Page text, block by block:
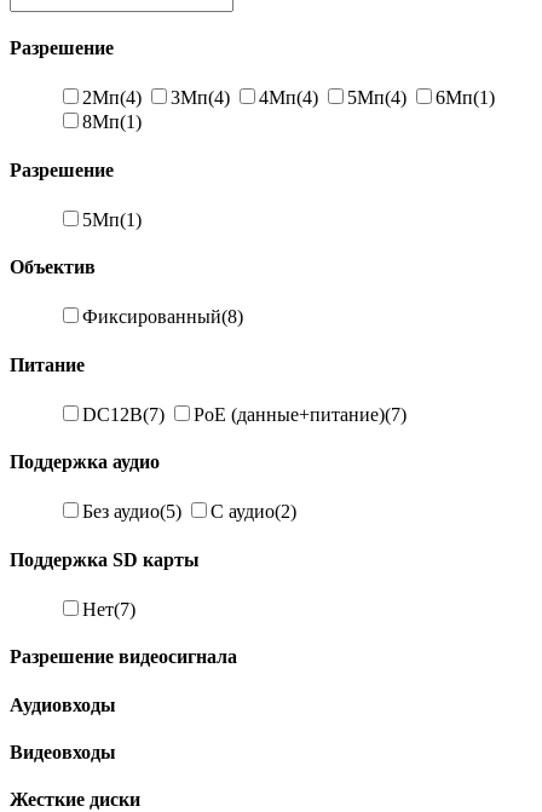
Разрешение
2Мп(4) 3Мп(4) 4Мп(4) 5Мп(4) 6Мп(1)
8Мп(1)
Разрешение
5Мп(1)
Объектив
Фиксированный(8)
Питание
DC12В(7) PoE (данные+питание)(7)
Поддержка аудио
Без аудио(5) С аудио(2)
Поддержка SD карты
Нет(7)
Разрешение видеосигнала
Аудиовходы
Видеовходы
Жесткие диски